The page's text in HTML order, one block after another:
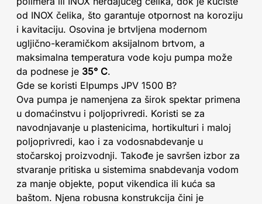
od INOX čelika, što garantuje otpornost na koroziju
i kavitaciju. Osovina je brtvljena modernom
ugljično-keramičkom aksijalnom brtvom, a
maksimalna temperatura vode koju pumpa može
da podnese je 35° C.
Gde se koristi Elpumps JPV 1500 B?
Ova pumpa je namenjena za širok spektar primena
u domaćinstvu i poljoprivredi. Koristi se za
navodnjavanje u plastenicima, hortikulturi i maloj
poljoprivredi, kao i za vodosnabdevanje u
stočarskoj proizvodnji. Takođe je savršen izbor za
stvaranje pritiska u sistemima snabdevanja vodom
za manje objekte, poput vikendica ili kuća sa
baštom. Njena robusna konstrukcija čini je